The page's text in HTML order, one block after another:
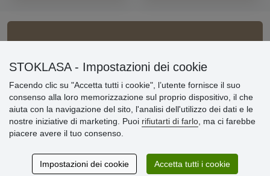
» Impostazioni dei cookie
» Termini & Condizioni
» Informativa sulla Privacy
» Consegna e pagamento
» Garanzia e resi
» Programma fedeltà
STOKLASA - Impostazioni dei cookie
Facendo clic su "Accetta tutti i cookie", l’utente fornisce il suo
consenso alla loro memorizzazione sul proprio dispositivo, il che
aiuta con la navigazione del sito, l'analisi dell'utilizzo dei dati e le
nostre iniziative di marketing. Puoi rifiutarti di farlo , ma ci farebbe
piacere avere il tuo consenso.
Impostazioni dei cookie Accetta tutti i cookie